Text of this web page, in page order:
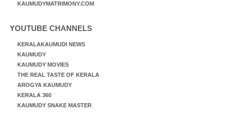
KAUMUDYMATRIMONY.COM
YOUTUBE CHANNELS
KERALAKAUMUDI NEWS
KAUMUDY
KAUMUDY MOVIES
THE REAL TASTE OF KERALA
AROGYA KAUMUDY
KERALA 360
KAUMUDY SNAKE MASTER